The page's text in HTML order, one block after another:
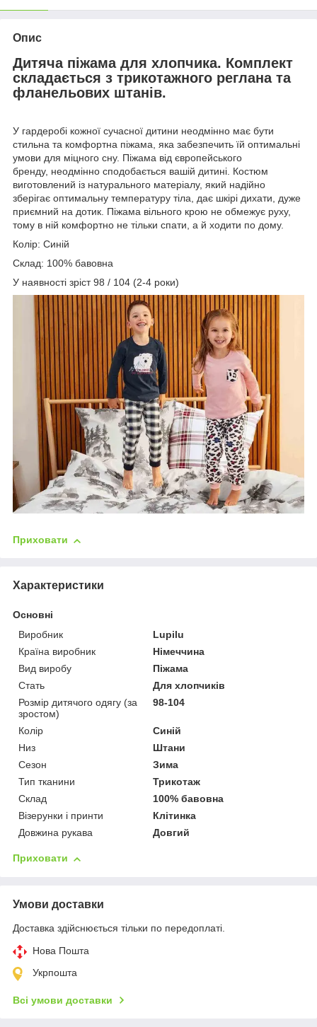
Опис
Дитяча піжама для хлопчика. Комплект
складається з трикотажного реглана та
фланельових штанів.
У гардеробі кожної сучасної дитини неодмінно має бути
стильна та комфортна піжама, яка забезпечить їй оптимальні
умови для міцного сну. Піжама від європейського
бренду, неодмінно сподобається вашій дитині. Костюм
виготовлений із натурального матеріалу, який надійно
зберігає оптимальну температуру тіла, дає шкірі дихати, дуже
приємний на дотик. Піжама вільного крою не обмежує руху,
тому в ній комфортно не тільки спати, а й ходити по дому.
Колір: Синій
Склад: 100% бавовна
У наявності зріст 98 / 104 (2-4 роки)
Приховати
Характеристики
Основні
Виробник
Lupilu
Країна виробник
Німеччина
Вид виробу
Піжама
Стать
Для хлопчиків
Розмір дитячого одягу (за
зростом)
98-104
Колір
Синій
Низ
Штани
Сезон
Зима
Тип тканини
Трикотаж
Склад
100% бавовна
Візерунки і принти
Клітинка
Довжина рукава
Довгий
Приховати
Умови доставки
Доставка здійснюється тільки по передоплаті.
Нова Пошта
Укрпошта
Всі умови доставки